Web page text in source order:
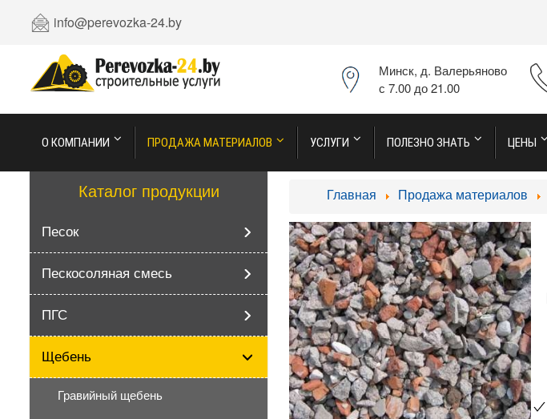
info@perevozka-24.by
Минск, д. Валерьяново
с 7.00 до 21.00
О КОМПАНИИ ПРОДАЖА МАТЕРИАЛОВ УСЛУГИ ПОЛЕЗНО ЗНАТЬ ЦЕНЫ
Каталог продукции
Песок
Пескосоляная смесь
ПГС
Щебень
Гравийный щебень
Главная Продажа материалов